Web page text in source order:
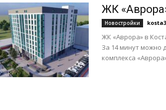
ЖК
Новостройки
ЖК «Аврора» в
За 14 минут можно
комплекса